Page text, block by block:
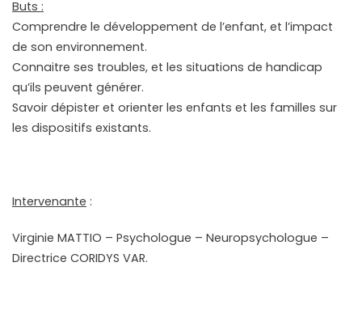
Buts :
Comprendre le développement de l’enfant, et l’impact
de son environnement.
Connaitre ses troubles, et les situations de handicap
qu’ils peuvent générer.
Savoir dépister et orienter les enfants et les familles sur
les dispositifs existants.
Intervenante :
Virginie MATTIO – Psychologue – Neuropsychologue –
Directrice CORIDYS VAR.